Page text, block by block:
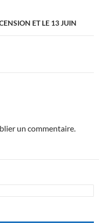
ET LE 13 JUIN
un commentaire.